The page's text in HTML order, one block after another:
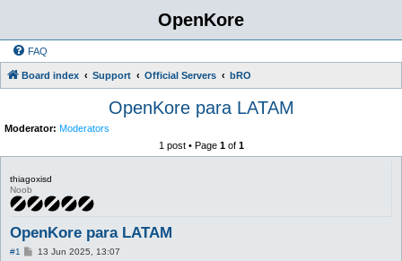
OpenKore
FAQ
Board index Support Official Servers bRO
OpenKore para LATAM
Moderator: Moderators
1 post • Page 1of 1
thiagoxisd
Noob
OpenKore para LATAM
#1
P13 Jun 2025, 13:07